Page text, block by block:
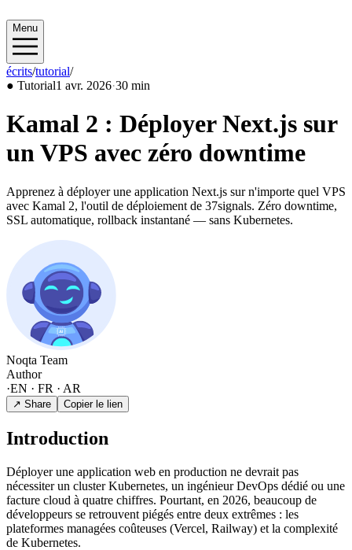
Menu
écrits/tutorial/2026/04
● Tutorial1 avr. 2026·30 min
Kamal 2 : Déployer Next.js sur
un VPS avec zéro downtime
Apprenez à déployer une application Next.js sur n'importe quel VPS
avec Kamal 2, l'outil de déploiement de 37signals. Zéro downtime,
SSL automatique, rollback instantané — sans Kubernetes.
Noqta Team
Author
·EN · FR · AR
↗ Share Copier le lien
Introduction
Déployer une application web en production ne devrait pas
nécessiter un cluster Kubernetes, un ingénieur DevOps dédié ou une
facture cloud à quatre chiffres. Pourtant, en 2026, beaucoup de
développeurs se retrouvent piégés entre deux extrêmes : les
plateformes managées coûteuses (Vercel, Railway) et la complexité
de Kubernetes.